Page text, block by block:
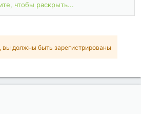
graphics and cleaned resources for
tags name of the corresponding java
v8a, x86...
чтобы раскрыть...
вы должны быть зарегистрированы